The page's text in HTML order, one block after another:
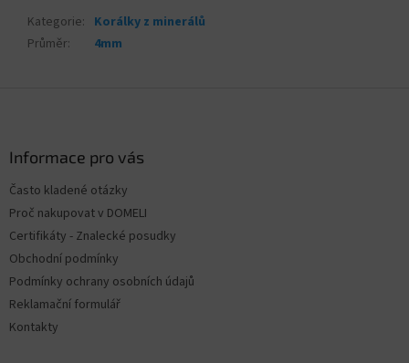
Kategorie: Korálky z minerálů
Průměr: 4mm
Informace pro vás
Často kladené otázky
Proč nakupovat v DOMELI
Certifikáty - Znalecké posudky
Obchodní podmínky
Podmínky ochrany osobních údajů
Reklamační formulář
Kontakty